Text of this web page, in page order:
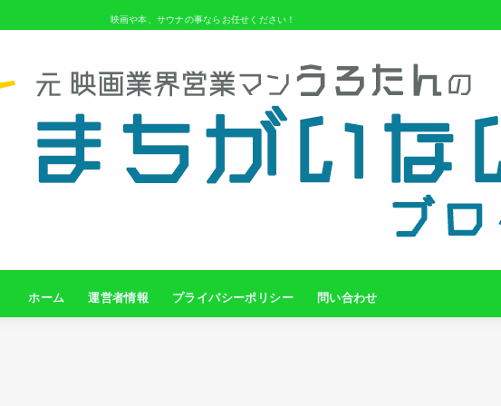
映画や本、サウナの事ならお任せください！
ホーム 運営者情報 プライバシーポリシー 問い合わせ